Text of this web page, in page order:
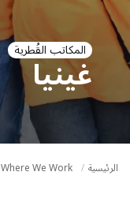
t
i
o
المكاتب القُطرية
غينيا
الرئيسية Where We Work